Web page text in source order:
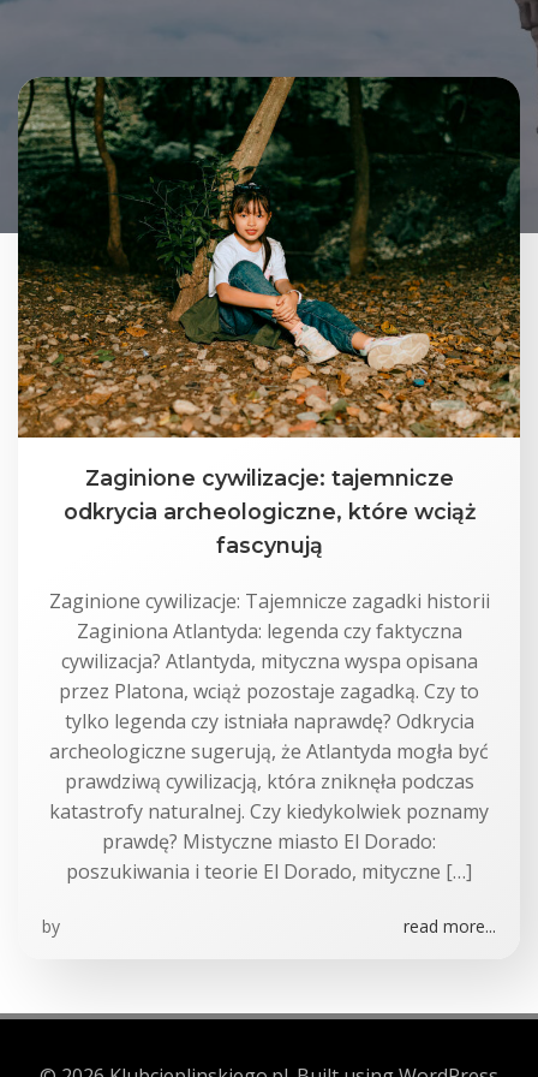
Zaginione cywilizacje: tajemnicze
odkrycia archeologiczne, które wciąż
fascynują
Zaginione cywilizacje: Tajemnicze zagadki historii
Zaginiona Atlantyda: legenda czy faktyczna
cywilizacja? Atlantyda, mityczna wyspa opisana
przez Platona, wciąż pozostaje zagadką. Czy to
tylko legenda czy istniała naprawdę? Odkrycia
archeologiczne sugerują, że Atlantyda mogła być
prawdziwą cywilizacją, która zniknęła podczas
katastrofy naturalnej. Czy kiedykolwiek poznamy
prawdę? Mistyczne miasto El Dorado:
poszukiwania i teorie El Dorado, mityczne […]
by read more...